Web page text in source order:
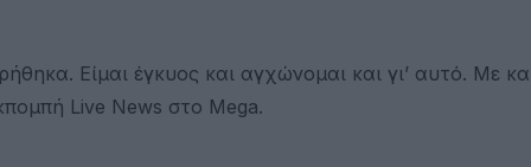
Είμαι έγκυος και αγχώνομαι και γι’ αυτό. Με
Live News στο Mega.